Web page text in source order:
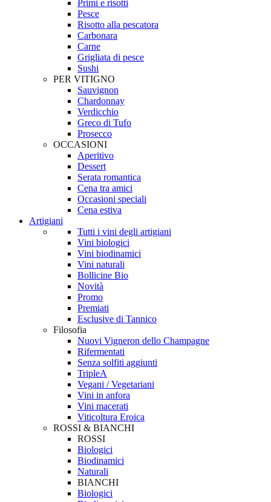
Primi e risotti
Pesce
Risotto alla pescatora
Carbonara
Carne
Grigliata di pesce
Sushi
PER VITIGNO
Sauvignon
Chardonnay
Verdicchio
Greco di Tufo
Prosecco
OCCASIONI
Aperitivo
Dessert
Serata romantica
Cena tra amici
Occasioni speciali
Cena estiva
Artigiani
Tutti i vini degli artigiani
Vini biologici
Vini biodinamici
Vini naturali
Bollicine Bio
Novità
Promo
Premiati
Esclusive di Tannico
Filosofia
Nuovi Vigneron dello Champagne
Rifermentati
Senza solfiti aggiunti
TripleA
Vegani / Vegetariani
Vini in anfora
Vini macerati
Viticoltura Eroica
ROSSI & BIANCHI
ROSSI
Biologici
Biodinamici
Naturali
BIANCHI
Biologici